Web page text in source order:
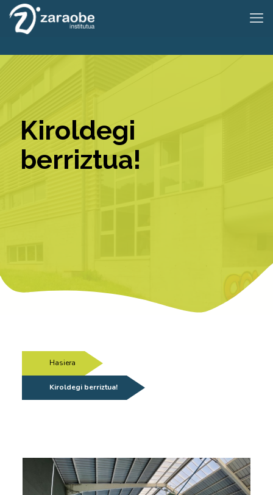
Kiroldegi
berriztua!
Hasiera
Kiroldegi berriztua!